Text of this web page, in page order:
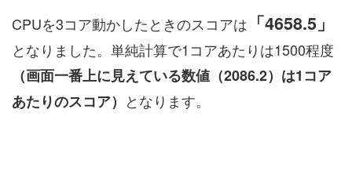
CPUを3コア動かしたときのスコアは 「4658.5」
となりました。単純計算で1コアあたりは1500程度
（画面一番上に見えている数値（2086.2）は1コア
あたりのスコア） となります。